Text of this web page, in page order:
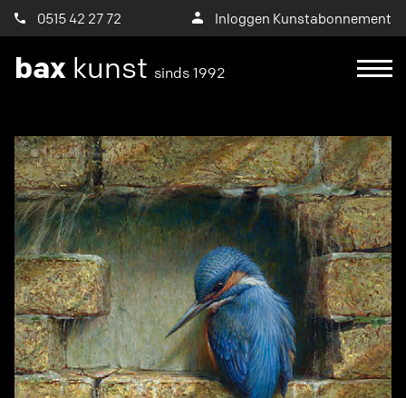
0515 42 27 72 Inloggen Kunstabonnement
bax kunst sinds 1992